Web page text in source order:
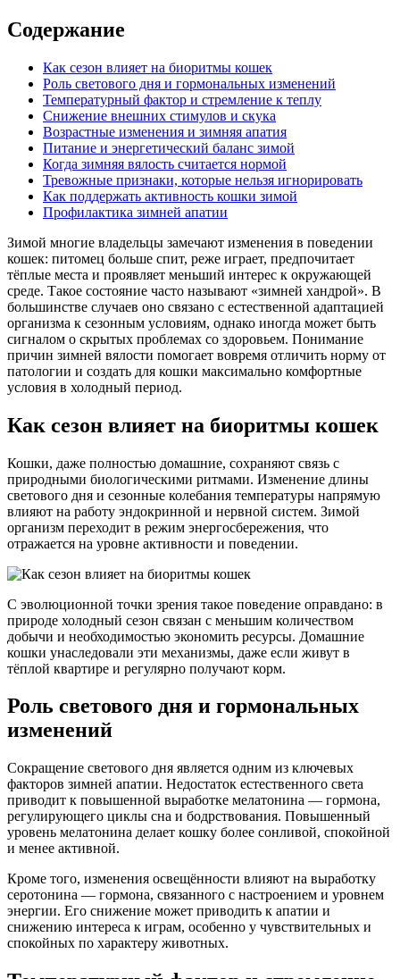
Содержание
Как сезон влияет на биоритмы кошек
Роль светового дня и гормональных изменений
Температурный фактор и стремление к теплу
Снижение внешних стимулов и скука
Возрастные изменения и зимняя апатия
Питание и энергетический баланс зимой
Когда зимняя вялость считается нормой
Тревожные признаки, которые нельзя игнорировать
Как поддержать активность кошки зимой
Профилактика зимней апатии
Зимой многие владельцы замечают изменения в поведении
кошек: питомец больше спит, реже играет, предпочитает
тёплые места и проявляет меньший интерес к окружающей
среде. Такое состояние часто называют «зимней хандрой». В
большинстве случаев оно связано с естественной адаптацией
организма к сезонным условиям, однако иногда может быть
сигналом о скрытых проблемах со здоровьем. Понимание
причин зимней вялости помогает вовремя отличить норму от
патологии и создать для кошки максимально комфортные
условия в холодный период.
Как сезон влияет на биоритмы кошек
Кошки, даже полностью домашние, сохраняют связь с
природными биологическими ритмами. Изменение длины
светового дня и сезонные колебания температуры напрямую
влияют на работу эндокринной и нервной систем. Зимой
организм переходит в режим энергосбережения, что
отражается на уровне активности и поведении.
С эволюционной точки зрения такое поведение оправдано: в
природе холодный сезон связан с меньшим количеством
добычи и необходимостью экономить ресурсы. Домашние
кошки унаследовали эти механизмы, даже если живут в
тёплой квартире и регулярно получают корм.
Роль светового дня и гормональных
изменений
Сокращение светового дня является одним из ключевых
факторов зимней апатии. Недостаток естественного света
приводит к повышенной выработке мелатонина — гормона,
регулирующего циклы сна и бодрствования. Повышенный
уровень мелатонина делает кошку более сонливой, спокойной
и менее активной.
Кроме того, изменения освещённости влияют на выработку
серотонина — гормона, связанного с настроением и уровнем
энергии. Его снижение может приводить к апатии и
снижению интереса к играм, особенно у чувствительных и
спокойных по характеру животных.